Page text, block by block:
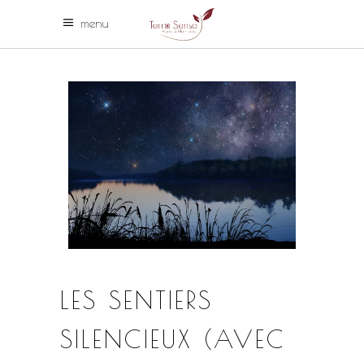
menu
LES SENTIERS
SILENCIEUX (AVEC